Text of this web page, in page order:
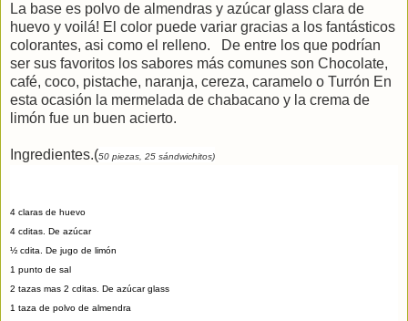
La base es polvo de almendras y azúcar glass clara de
huevo y voilá! El color puede variar gracias a los fantásticos
colorantes, asi como el relleno. De entre los que podrían
ser sus favoritos los sabores más comunes son Chocolate,
café, coco, pistache, naranja, cereza, caramelo o Turrón En
esta ocasión la mermelada de chabacano y la crema de
limón fue un buen acierto.
Ingredientes.(50 piezas, 25 sándwichitos)
4 claras de huevo
4 cditas. De azúcar
½ cdita. De jugo de limón
1 punto de sal
2 tazas mas 2 cditas. De azúcar glass
1 taza de polvo de almendra